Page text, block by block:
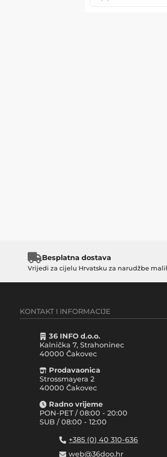
Besplatna dostava
Vrijedi za cijelu Hrvatsku za narudžbe
KONTAKT I INFORMACIJE
36 INFO d.o.o.
Kalnička 7, Strahoninec
40000 Čakovec
Prodavaonica
Strossmayera 2
40000 Čakovec
Radno vrijeme
PON-PET / 08:00 - 20:00
SUB / 08:00 - 12:00
+385 (0) 40 310-636
web@36doo.hr